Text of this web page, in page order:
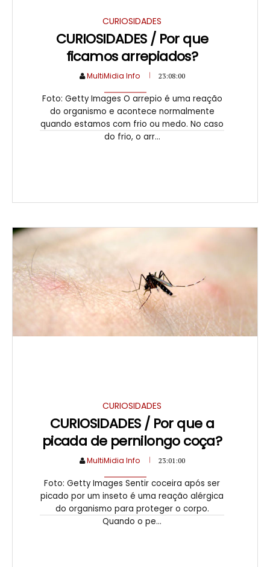
CURIOSIDADES
CURIOSIDADES / Por que
ficamos arrepiados?
MultiMidia Info 23:08:00
Foto: Getty Images O arrepio é uma reação
do organismo e acontece normalmente
quando estamos com frio ou medo. No caso
do frio, o arr...
CURIOSIDADES
CURIOSIDADES / Por que a
picada de pernilongo coça?
MultiMidia Info 23:01:00
Foto: Getty Images Sentir coceira após ser
picado por um inseto é uma reação alérgica
do organismo para proteger o corpo.
Quando o pe...